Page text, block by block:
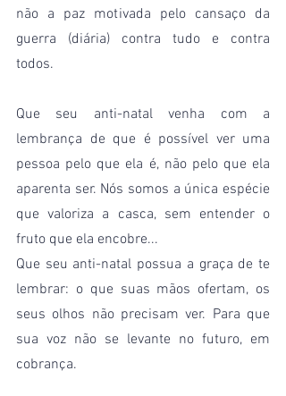
não a paz motivada pelo cansaço da
guerra (diária) contra tudo e contra
todos.
Que seu anti-natal venha com a
lembrança de que é possível ver uma
pessoa pelo que ela é, não pelo que ela
aparenta ser. Nós somos a única espécie
que valoriza a casca, sem entender o
fruto que ela encobre...
Que seu anti-natal possua a graça de te
lembrar: o que suas mãos ofertam, os
seus olhos não precisam ver. Para que
sua voz não se levante no futuro, em
cobrança.